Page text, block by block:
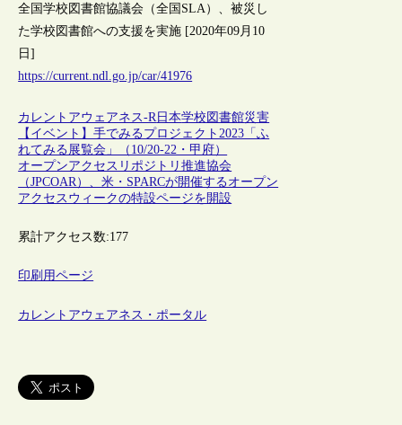
全国学校図書館協議会（全国SLA）、被災し
た学校図書館への支援を実施 [2020年09月10
日]
https://current.ndl.go.jp/car/41976
カレントアウェアネス-R日本学校図書館災害
【イベント】手でみるプロジェクト2023「ふ
れてみる展覧会」（10/20-22・甲府）
オープンアクセスリポジトリ推進協会
（JPCOAR）、米・SPARCが開催するオープン
アクセスウィークの特設ページを開設
累計アクセス数:177
印刷用ページ
カレントアウェアネス・ポータル